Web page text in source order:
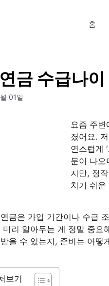
홈
금 수급나
01일
요즘 주변
졌어요.
연스럽게
문이 나오
지만, 정
치기 쉬운
금은 가입 기간이나 수급
미리 알아두는 게 정말 중요
을 수 있는지, 준비는 어떻
보기